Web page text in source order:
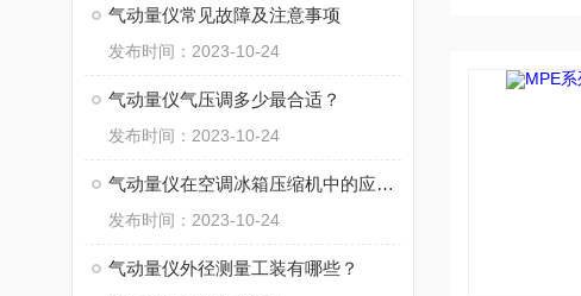
气动量仪常见故障及注意事项
发布时间：2023-10-24
气动量仪气压调多少最合适？
发布时间：2023-10-24
气动量仪在空调冰箱压缩机中的应用有哪些？
发布时间：2023-10-24
气动量仪外径测量工装有哪些？